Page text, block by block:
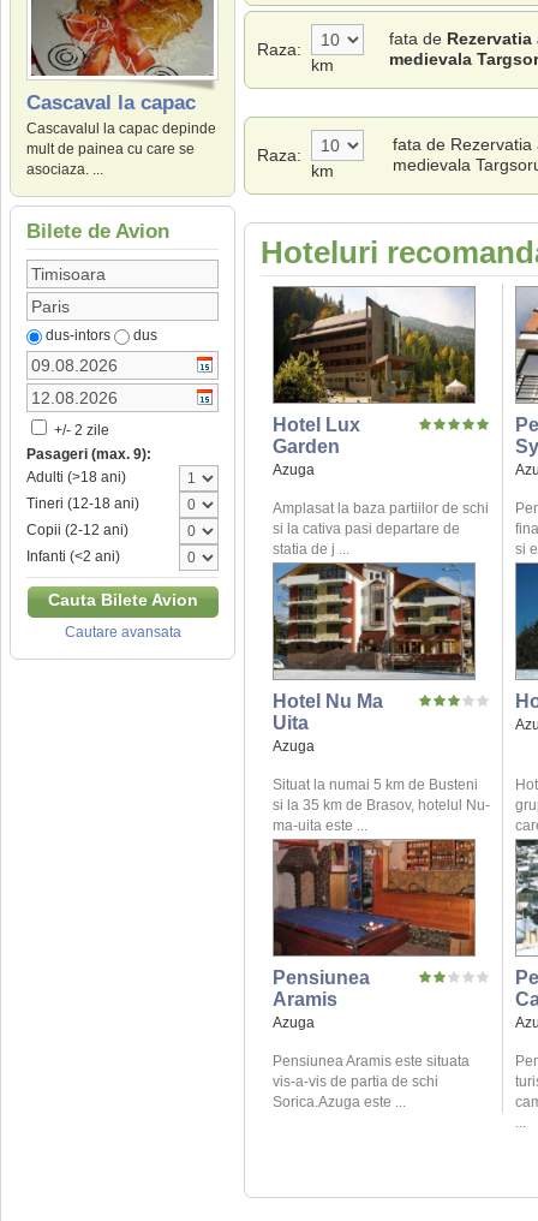
Cascaval la capac
Cascavalul la capac depinde
mult de painea cu care se
asociaza. ...
Bilete de Avion
dus-intors dus
+/- 2 zile
Pasageri (max. 9):
Adulti (>18 ani)
Tineri (12-18 ani)
Copii (2-12 ani)
Infanti (<2 ani)
Cauta Bilete Avion
Cautare avansata
Raza:
km
fata de
medievala
Raza:
km
fata de
medievala
Hoteluri
Hotel Lux
Garden
Azuga
Amplasat la baza partiilor de schi
si la cativa pasi departare de
statia de j ...
si
Hotel Nu Ma
Uita
Azuga
Situat la numai 5 km de Busteni
si la 35 km de Brasov, hotelul Nu-
ma-uita este ...
Pensiunea
Aramis
Azuga
Pensiunea Aramis este situata
vis-a-vis de partia de schi
Sorica.Azuga este ...
...